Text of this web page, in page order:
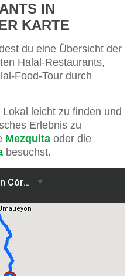
IN
KARTE
du eine Übersicht der
Halal-Restaurants,
Food-Tour durch
leicht zu finden und
Erlebnis zu
Mezquita oder die
besuchst.